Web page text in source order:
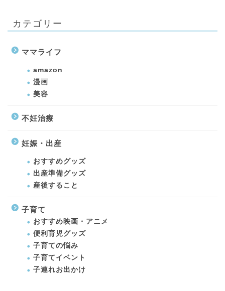
カテゴリー
ママライフ
amazon
漫画
美容
不妊治療
妊娠・出産
おすすめグッズ
出産準備グッズ
産後すること
子育て
おすすめ映画・アニメ
便利育児グッズ
子育ての悩み
子育てイベント
子連れお出かけ